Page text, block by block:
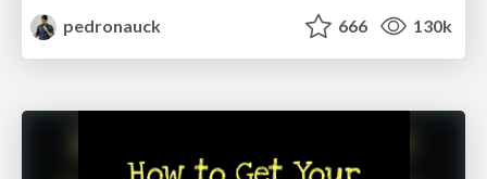
pedronauck
666 130k